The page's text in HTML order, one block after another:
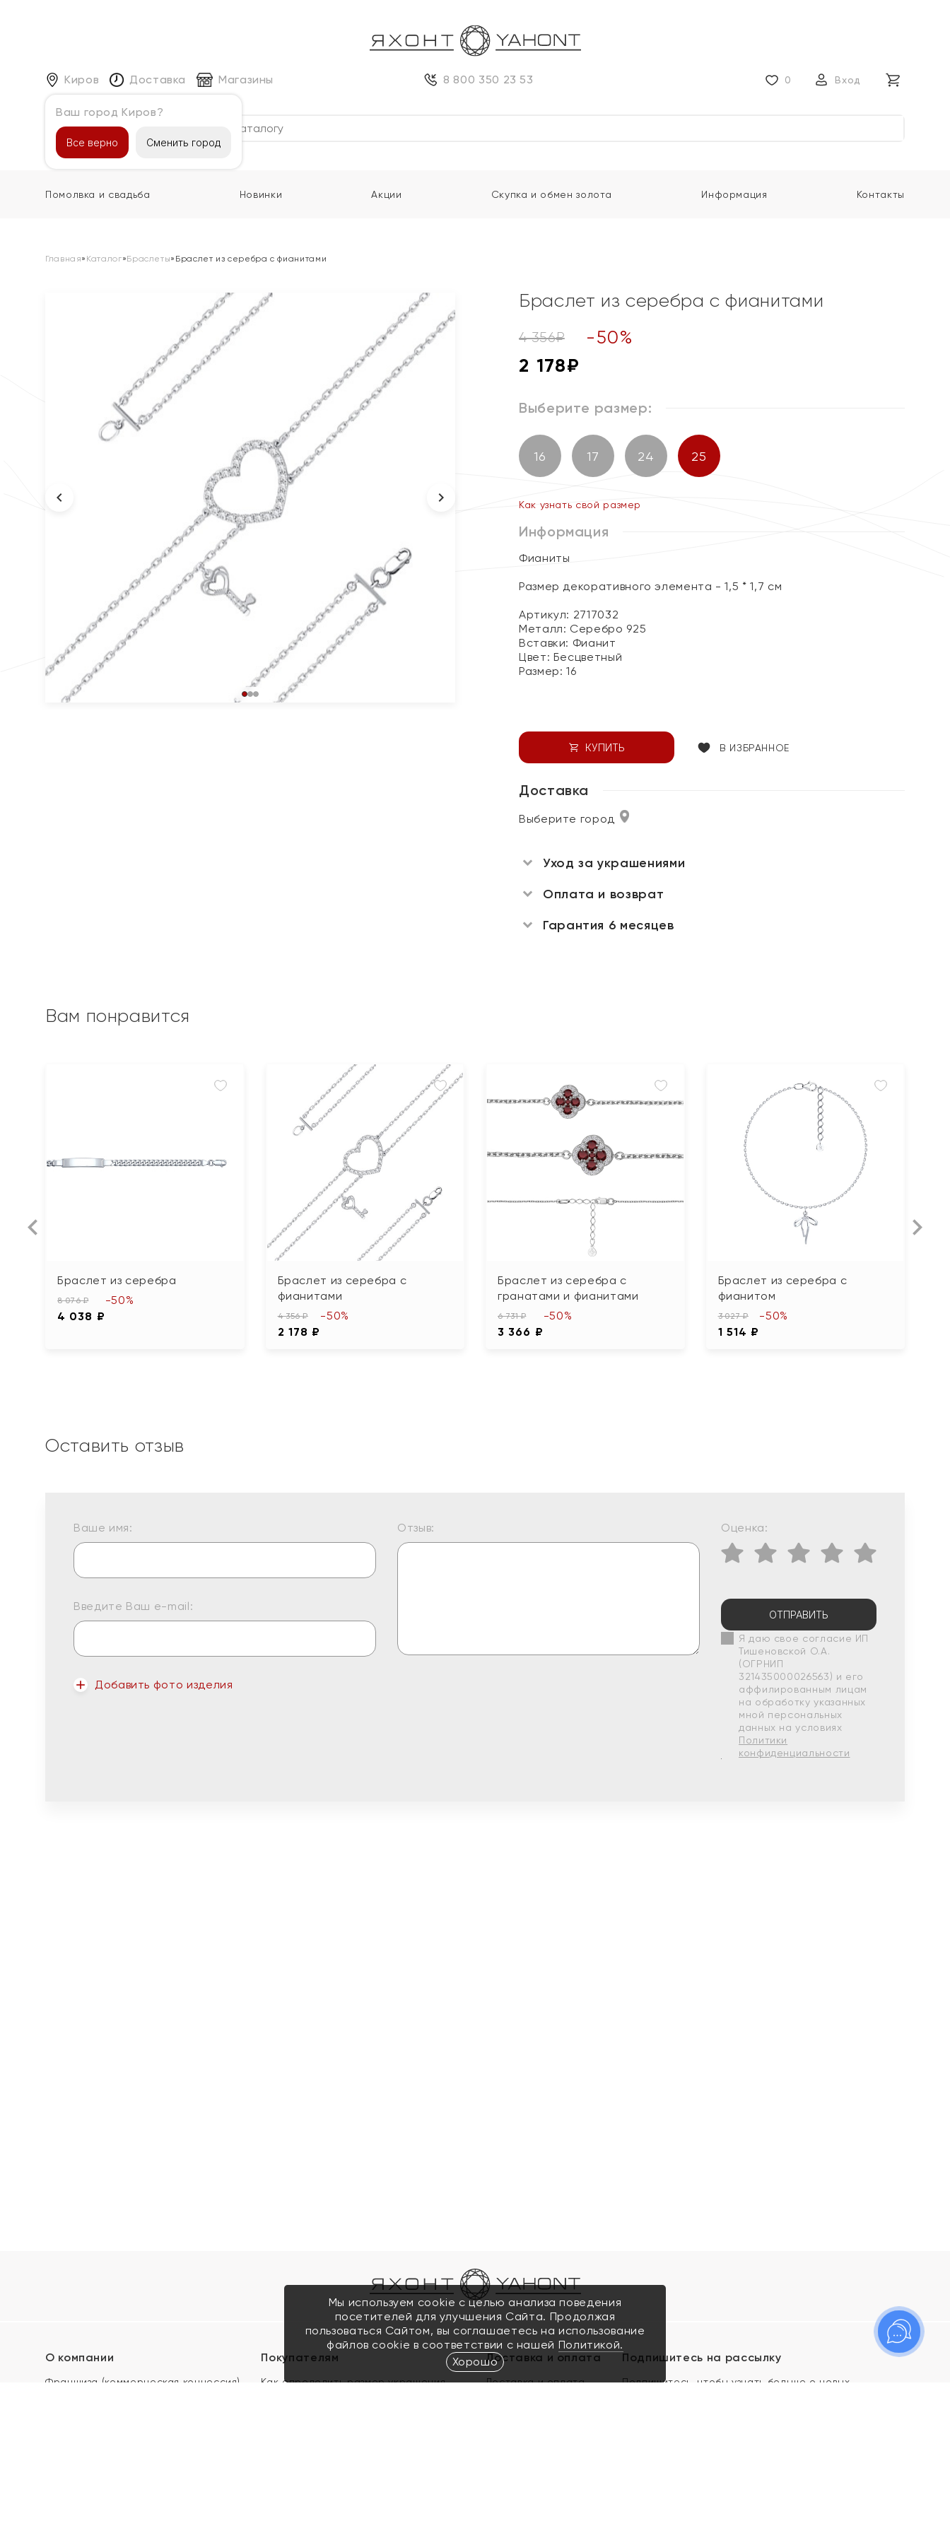
Киров
Ваш город Киров?
Все верно Сменить город
Доставка Магазины 8 800 350 23 53 0 Вход
Каталог
Помолвка и свадьба Новинки Акции Скупка и обмен золота Информация Контакты
Главная» Каталог»Браслеты» Браслет из серебра с фианитами
Браслет из серебра с фианитами
4 356₽ -50%
2 178₽
Выберите размер:
16 17 24 25
Как узнать свой размер
Информация
Фианиты
Размер декоративного элемента - 1,5 * 1,7 см
Артикул: 2717032
Металл: Серебро 925
Вставки: Фианит
Цвет: Бесцветный
Размер:16
КУПИТЬ В ИЗБРАННОЕ
Доставка
Выберите город
Уход за украшениями
Оплата и возврат
Гарантия 6 месяцев
Вам понравится
Браслет из серебра
8 076 ₽
4 038 ₽
-50%
Браслет из серебра с
фианитами
4 356 ₽
2 178 ₽
-50%
Браслет из серебра с
гранатами и фианитами
6 731 ₽
3 366 ₽
-50%
Браслет из серебра с
фианитом
3 027 ₽
1 514 ₽
-50%
Оставить отзыв
Ваше имя:
Введите Ваш e-mail:
Добавить фото изделия
Отзыв: Оценка:
ОТПРАВИТЬ
Я даю свое согласие ИП
Тишеновской О.А.
(ОГРНИП
321435000026563) и его
аффилированным лицам
на обработку указанных
мной персональных
данных на условиях
Политики
конфиденциальности
О компании
Франшиза (коммерческая концессия)
Покупателям
Как определить размер украшения
Доставка и оплата
Доставка и оплата
Подпишитесь на рассылку
Подпишитесь, чтобы узнать больше о новых
Мы используем cookie с целью анализа поведения
посетителей для улучшения Сайта. Продолжая
пользоваться Сайтом, вы соглашаетесь на использование
файлов cookie в соответствии с нашей Политикой.
Хорошо